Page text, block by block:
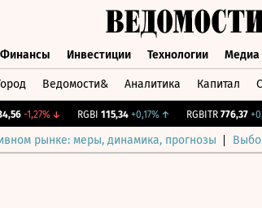
Финансы Инвестиции Технологии Медиа
Ведомости& Аналитика Капитал
-1,27%↓ RGBI 115,34 +0,17%↑ RGBITR 776,37
рынке: меры, динамика, прогнозы